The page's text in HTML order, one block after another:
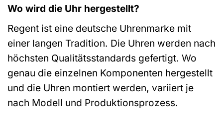
Wo wird die Uhr hergestellt?
Regent ist eine deutsche Uhrenmarke mit
einer langen Tradition. Die Uhren werden nach
höchsten Qualitätsstandards gefertigt. Wo
genau die einzelnen Komponenten hergestellt
und die Uhren montiert werden, variiert je
nach Modell und Produktionsprozess.